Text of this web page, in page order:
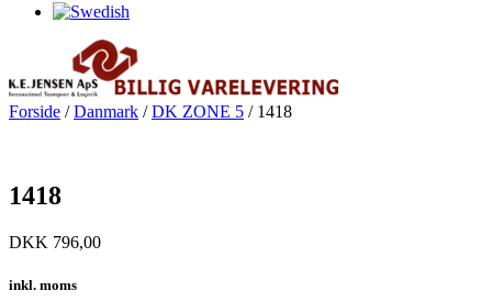
Forside /Danmark /DK ZONE 5 / 1418
1418
DKK 796,00
inkl. moms